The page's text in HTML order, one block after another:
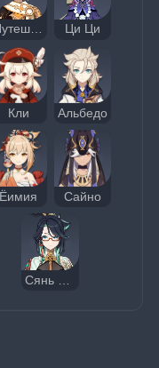
Путешественник (Гео) Ци Ци
Кли Альбедо
Ёимия Сайно
Сянь Юнь